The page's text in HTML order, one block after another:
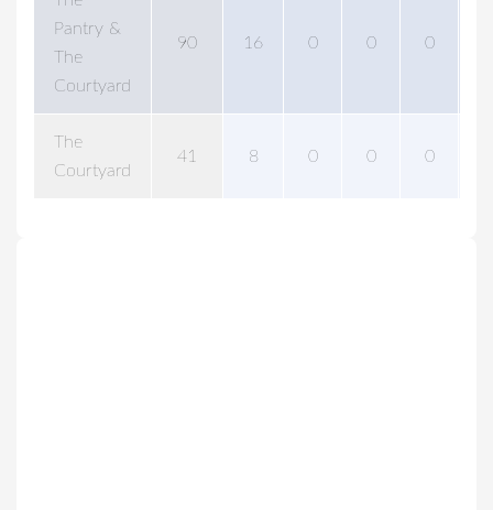
Pantry &
The
Courtyard
90 16 0 0 0
The
Courtyard
41 8 0 0 0